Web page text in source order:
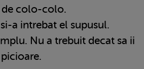
colo-colo.
a intrebat el supusul.
Nu a trebuit decat sa ii